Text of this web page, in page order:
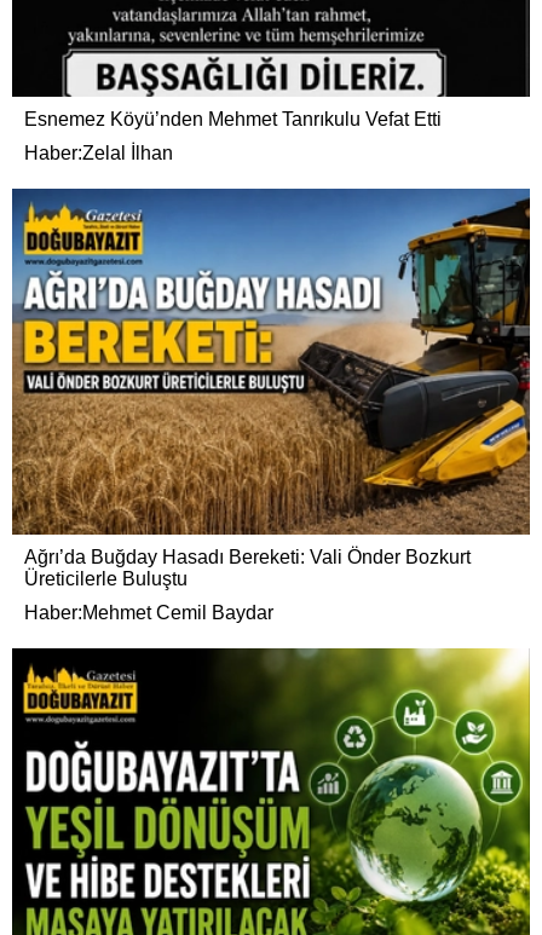
Esnemez Köyü’nden Mehmet Tanrıkulu Vefat Etti
Haber:Zelal İlhan
Ağrı’da Buğday Hasadı Bereketi: Vali Önder Bozkurt
Üreticilerle Buluştu
Haber:Mehmet Cemil Baydar